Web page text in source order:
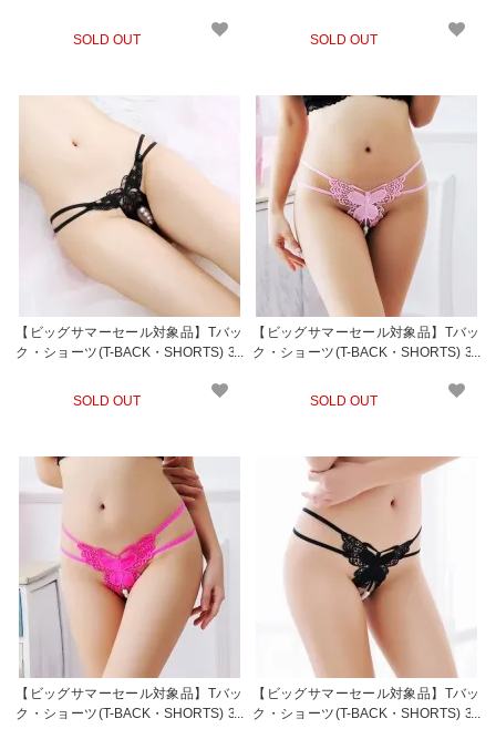
SOLD OUT
SOLD OUT
【ビッグサマーセール対象品】Tバッ
ク・ショーツ(T-BACK・SHORTS) 33
SOLD OUT
【ビッグサマーセール対象品】Tバッ
ク・ショーツ(T-BACK・SHORTS) 32
SOLD OUT
【ビッグサマーセール対象品】Tバッ
ク・ショーツ(T-BACK・SHORTS) 32
【ビッグサマーセール対象品】Tバッ
ク・ショーツ(T-BACK・SHORTS) 32